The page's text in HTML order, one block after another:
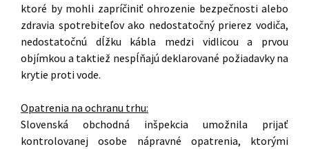
ktoré by mohli zapríčiniť ohrozenie bezpečnosti alebo
zdravia spotrebiteľov ako nedostatočný prierez vodiča,
nedostatočnú dĺžku kábla medzi vidlicou a prvou
objímkou a taktiež nespĺňajú deklarované požiadavky na
krytie proti vode.
Opatrenia na ochranu trhu:
Slovenská obchodná inšpekcia umožnila prijať
kontrolovanej osobe nápravné opatrenia, ktorými